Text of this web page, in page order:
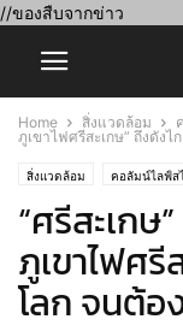
//ของสืบจากข่าว
Home สิ่งแวดล้อม
ภูเขาไฟศรีสะเกษ” ถึงดัง
สิ่งแวดล้อม คอลัมน์ไลฟ์ส
“ศรีสะเกษ
ภูเขาไฟศรี
โลก จนต้อ